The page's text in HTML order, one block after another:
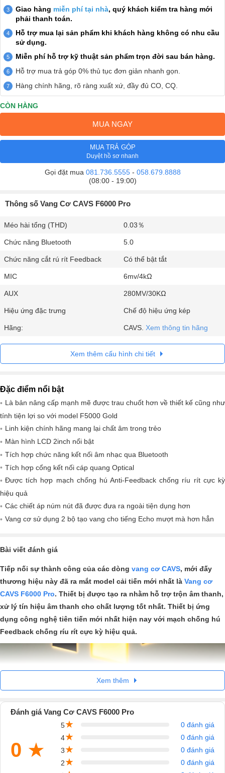
Giao hàng miễn phí tại nhà, quý khách kiểm tra hàng mới
phải thanh toán.
Hỗ trợ mua lại sản phẩm khi khách hàng không có nhu cầu
sử dụng.
Miễn phí hỗ trợ kỹ thuật sản phẩm trọn đời sau bán hàng.
Hỗ trợ mua trả góp 0% thủ tục đơn giản nhanh gọn.
Hàng chính hãng, rõ ràng xuất xứ, đầy đủ CO, CQ.
CÒN HÀNG
MUA NGAY
MUA TRẢ GÓP
Duyệt hồ sơ nhanh
Gọi đặt mua 081.736.5555- 058.679.8888
(08:00 - 19:00)
Thông số Vang Cơ CAVS F6000 Pro
Méo hài tổng (THD) 0.03％
Chức năng Bluetooth 5.0
Chức năng cắt rú rít Feedback Có thể bật tắt
MIC 6mv/4kΩ
AUX 280MV/30KΩ
Hiệu ứng đặc trưng Chế độ hiệu ứng kép
Hãng: CAVS. Xem thông tin hãng
Xem thêm cấu hình chi tiết
Đặc điểm nổi bật
Là bản nâng cấp mạnh mẽ được trau chuốt hơn về thiết kế cũng như
tính tiện lợi so với model F5000 Gold
Linh kiện chính hãng mang lại chất âm trong trẻo
Màn hình LCD 2inch nổi bật
Tích hợp chức năng kết nối âm nhạc qua Bluetooth
Tích hợp cổng kết nối cáp quang Optical
Được tích hợp mạch chống hú Anti-Feedback chống ríu rít cực kỳ
hiệu quả
Các chiết áp núm nút đã được đưa ra ngoài tiện dụng hơn
Vang cơ sử dụng 2 bộ tạo vang cho tiếng Echo mượt mà hơn hẳn
Bài viết đánh giá
Tiếp nối sự thành công của các dòng vang cơ CAVS, mới đấy
thương hiệu này đã ra mắt model cải tiến mới nhất là Vang cơ
CAVS F6000 Pro. Thiết bị được tạo ra nhằm hỗ trợ trộn âm thanh,
xử lý tín hiệu âm thanh cho chất lượng tốt nhất. Thiết bị ứng
dụng công nghệ tiên tiến mới nhất hiện nay với mạch chống hú
Feedback chống ríu rít cực kỳ hiệu quả.
Xem thêm
Đánh giá Vang Cơ CAVS F6000 Pro
0 ★
5★
0 đánh giá
4★
0 đánh giá
3★
0 đánh giá
2★
0 đánh giá